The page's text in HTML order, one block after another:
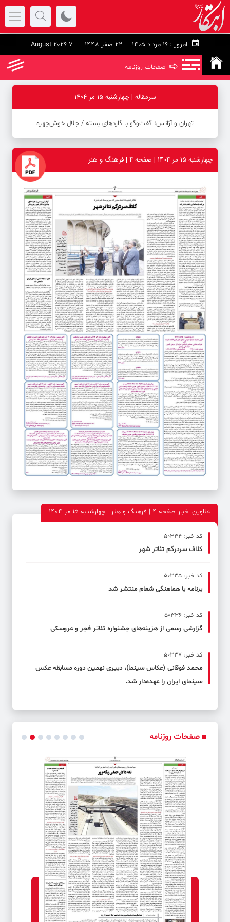
امروز : 22 صفر 1448 | 7 August 2026
➪ صفحات روزنامه
سرمقاله | چهارشنبه 15 مر 1404
تهران و آژانس؛ گفت‌وگو با گاردهای بسته / جلال خوش‌چهره
چهارشنبه 15 مر 1404 | صفحه ۴ | فرهنگ و هنر
عناوین اخبار صفحه ۴ | فرهنگ و هنر | چهارشنبه 15 مر 1404
کد خبر: 50334
کلاف سردرگم تئاتر شهر
کد خبر: 50335
برنامه با هماهنگی شعام منتشر شد
کد خبر: 50336
گزارشی رسمی از هزینه‌های جشنواره تئاتر فجر و عروسکی
کد خبر: 50337
محمد فوقانی (عکاس سینما)، دبیری نهمین دوره مسابقه عکس
سینمای ایران را عهده‌دار شد.
صفحات روزنامه